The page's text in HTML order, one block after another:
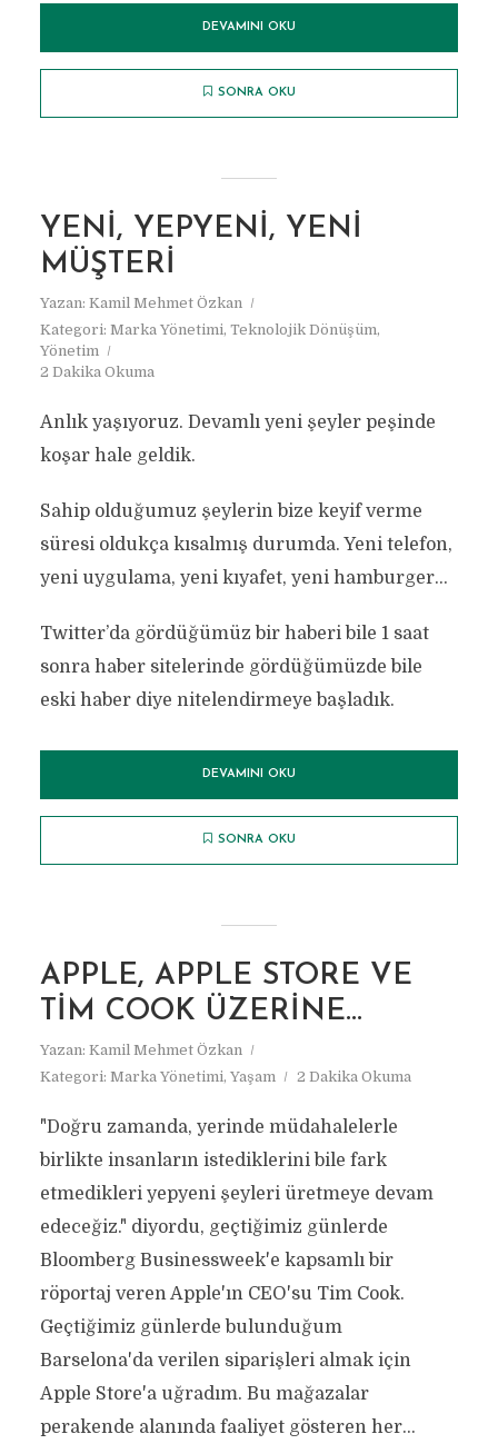
DEVAMINI OKU
SONRA OKU
YENI, YEPYENI, YENI
MÜŞTERI
Yazan: Kamil Mehmet Özkan
Kategori: Marka Yönetimi, Teknolojik Dönüşüm,
Yönetim
2 Dakika Okuma
Anlık yaşıyoruz. Devamlı yeni şeyler peşinde
koşar hale geldik.
Sahip olduğumuz şeylerin bize keyif verme
süresi oldukça kısalmış durumda. Yeni telefon,
yeni uygulama, yeni kıyafet, yeni hamburger...
Twitter’da gördüğümüz bir haberi bile 1 saat
sonra haber sitelerinde gördüğümüzde bile
eski haber diye nitelendirmeye başladık.
DEVAMINI OKU
SONRA OKU
APPLE, APPLE STORE VE
TIM COOK ÜZERINE…
Yazan: Kamil Mehmet Özkan
Kategori: Marka Yönetimi, Yaşam 2 Dakika Okuma
"Doğru zamanda, yerinde müdahalelerle
birlikte insanların istediklerini bile fark
etmedikleri yepyeni şeyleri üretmeye devam
edeceğiz." diyordu, geçtiğimiz günlerde
Bloomberg Businessweek'e kapsamlı bir
röportaj veren Apple'ın CEO'su Tim Cook.
Geçtiğimiz günlerde bulunduğum
Barselona'da verilen siparişleri almak için
Apple Store'a uğradım. Bu mağazalar
perakende alanında faaliyet gösteren her...